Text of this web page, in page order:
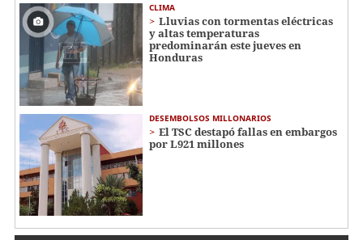
CLIMA
Lluvias con tormentas eléctricas
y altas temperaturas
predominarán este jueves en
Honduras
DESEMBOLSOS MILLONARIOS
El TSC destapó fallas en embargos
por L921 millones